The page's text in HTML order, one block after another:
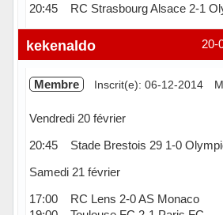
20:45 RC Strasbourg Alsace 2-1
Hors ligne 20-
kekenaldo
Membre Inscrit(e): 06-12-2014
Vendredi 20 février
20:45 Stade Brestois 29 1-0
Samedi 21 février
17:00 RC Lens 2-0 AS Monaco